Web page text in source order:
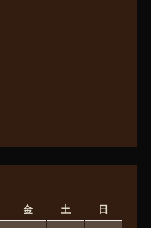
金 土 日